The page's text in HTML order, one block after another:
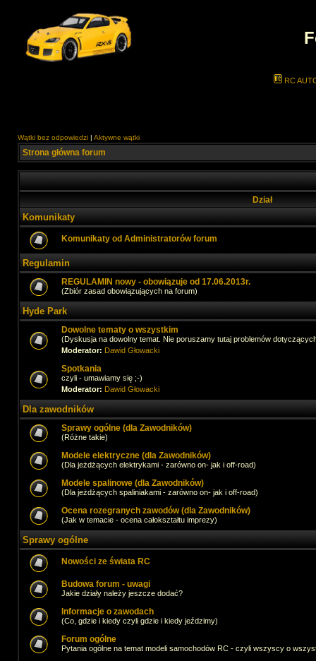
RC
Wątki bez odpowiedzi | Aktywne wątki
Strona główna forum
Dział
Komunikaty
Komunikaty od Administratorów forum
Regulamin
REGULAMIN nowy - obowiązuje od 17.06.2013r.
(Zbiór zasad obowiązujących na forum)
Hyde Park
Dowolne tematy o wszystkim
(Dyskusja na dowolny temat. Nie poruszamy tutaj problemów
Moderator: Dawid Głowacki
Spotkania
czyli - umawiamy się ;-)
Moderator: Dawid Głowacki
Dla zawodników
Sprawy ogólne (dla Zawodników)
(Różne takie)
Modele elektryczne (dla Zawodników)
(Dla jeżdżących elektrykami - zarówno on- jak i off-road)
Modele spalinowe (dla Zawodników)
(Dla jeżdżących spaliniakami - zarówno on- jak i off-road)
Ocena rozegranych zawodów (dla Zawodników)
(Jak w temacie - ocena całokształtu imprezy)
Sprawy ogólne
Nowości ze świata RC
Budowa forum - uwagi
Jakie działy należy jeszcze dodać?
Informacje o zawodach
(Co, gdzie i kiedy czyli gdzie i kiedy jeździmy)
Forum ogólne
Pytania ogólne na temat modeli samochodów RC - czyli wszyscy o